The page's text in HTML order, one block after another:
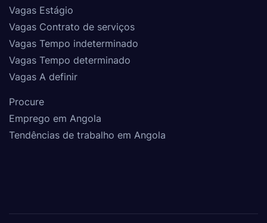
Vagas Estágio
Vagas Contrato de serviços
Vagas Tempo indeterminado
Vagas Tempo determinado
Vagas A definir
Procure
Emprego em Angola
Tendências de trabalho em Angola